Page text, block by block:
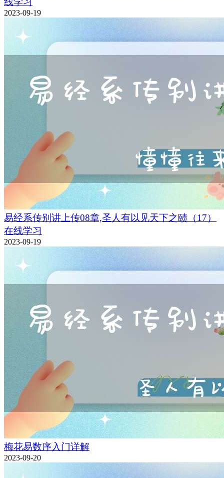
2023-09-19
易经系传别讲上传08章,圣人有以见天下之赜（17）
在线学习
2023-09-19
梅花易数序入门详解
2023-09-20